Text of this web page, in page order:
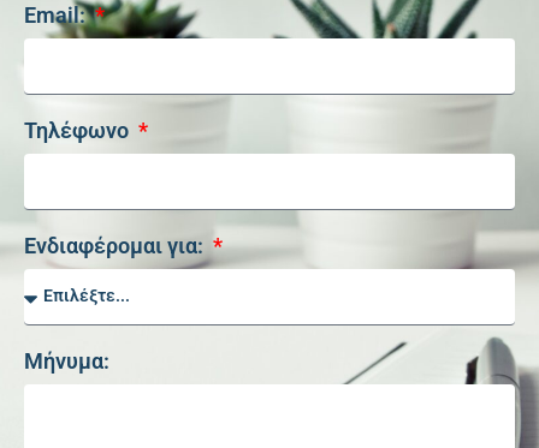
Email:
Τηλέφωνο
Ενδιαφέρομαι για:
Μήνυμα: